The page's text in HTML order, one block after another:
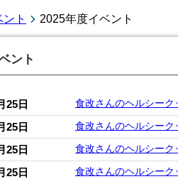
ント 2025年度イベント
ント
25日 食改さんのヘルシーク
25日 食改さんのヘルシーク
25日 食改さんのヘルシーク
25日 食改さんのヘルシーク